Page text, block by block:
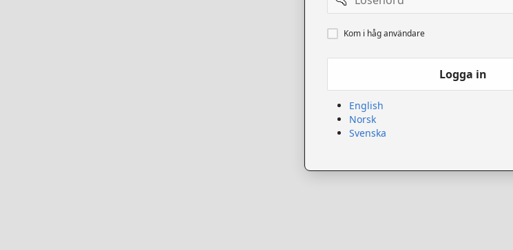
Kom
ihåg
Kom i håg användare
Logga in
English
Norsk
Svenska